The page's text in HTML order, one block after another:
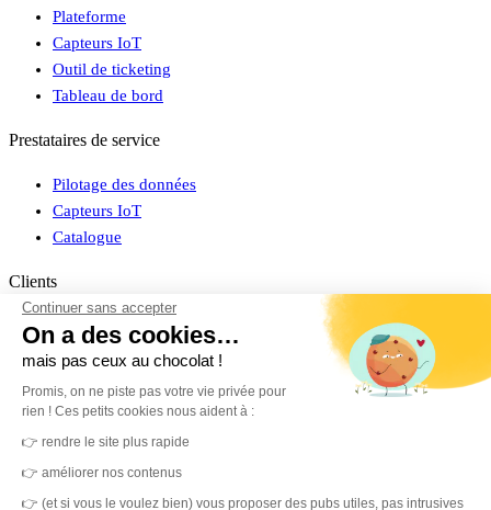
Plateforme
Capteurs IoT
Outil de ticketing
Tableau de bord
Prestataires de service
Pilotage des données
Capteurs IoT
Catalogue
Clients
Connexion espace client
À propos
Découvrir MerciYanis
Engagement RSE
Continuer sans accepter
On a des cookies…
mais pas ceux au chocolat !
Promis, on ne piste pas votre vie privée pour
rien ! Ces petits cookies nous aident à :
👉 rendre le site plus rapide
👉 améliorer nos contenus
👉 (et si vous le voulez bien) vous proposer des pubs utiles, pas intrusives